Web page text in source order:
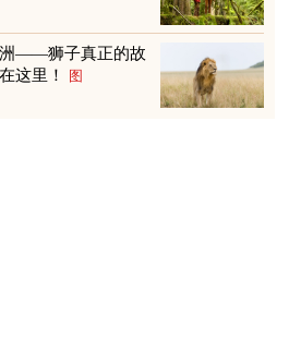
——狮子真正的故
这里！
图